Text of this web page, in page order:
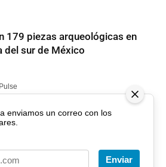
179 piezas arqueológicas en
del sur de México
enviamos un correo con los
Enviar